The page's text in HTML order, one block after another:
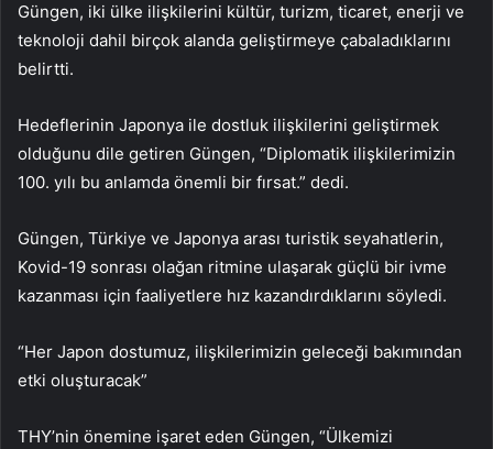
Güngen, iki ülke ilişkilerini kültür, turizm, ticaret, enerji ve
teknoloji dahil birçok alanda geliştirmeye çabaladıklarını
belirtti.
Hedeflerinin Japonya ile dostluk ilişkilerini geliştirmek
olduğunu dile getiren Güngen, “Diplomatik ilişkilerimizin
100. yılı bu anlamda önemli bir fırsat.” dedi.
Güngen, Türkiye ve Japonya arası turistik seyahatlerin,
Kovid-19 sonrası olağan ritmine ulaşarak güçlü bir ivme
kazanması için faaliyetlere hız kazandırdıklarını söyledi.
“Her Japon dostumuz, ilişkilerimizin geleceği bakımından
etki oluşturacak”
THY’nin önemine işaret eden Güngen, “Ülkemizi